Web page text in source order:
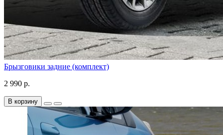
Брызговики задние (комплект)
2 990 р.
В корзину